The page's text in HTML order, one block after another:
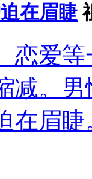
在眉睫
恋爱
减。
在眉睫